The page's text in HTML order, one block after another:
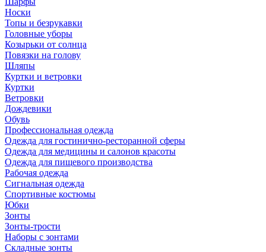
Носки
Топы и безрукавки
Головные уборы
Козырьки от солнца
Повязки на голову
Шляпы
Куртки и ветровки
Куртки
Ветровки
Дождевики
Обувь
Профессиональная одежда
Одежда для гостинично-ресторанной сферы
Одежда для медицины и салонов красоты
Одежда для пищевого производства
Рабочая одежда
Сигнальная одежда
Спортивные костюмы
Юбки
Зонты
Зонты-трости
Наборы с зонтами
Складные зонты